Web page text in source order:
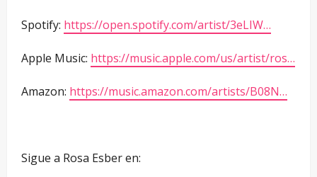
Spotify: https://open.spotify.com/artist/3eLIW…
Apple Music: https://music.apple.com/us/artist/ros…
Amazon: https://music.amazon.com/artists/B08N…
Sigue a Rosa Esber en: